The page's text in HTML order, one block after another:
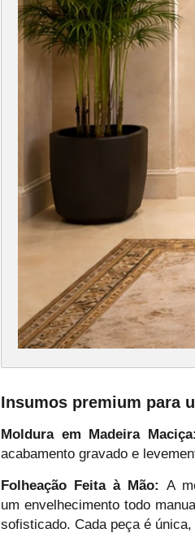
Insumos premium para
Moldura em Madeira Maciça:
acabamento gravado e
Folheação Feita à Mão:
A
um envelhecimento todo
sofisticado. Cada peça é